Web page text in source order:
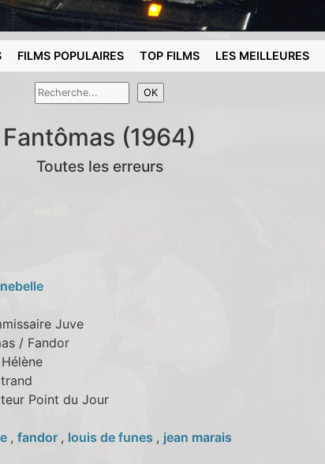
FILMS POPULAIRES TOP FILMS LES MEILLEURES
Fantômas (1964)
Toutes les erreurs
Juve
/ Fandor
Point du Jour
, fandor , louis de funes , jean marais